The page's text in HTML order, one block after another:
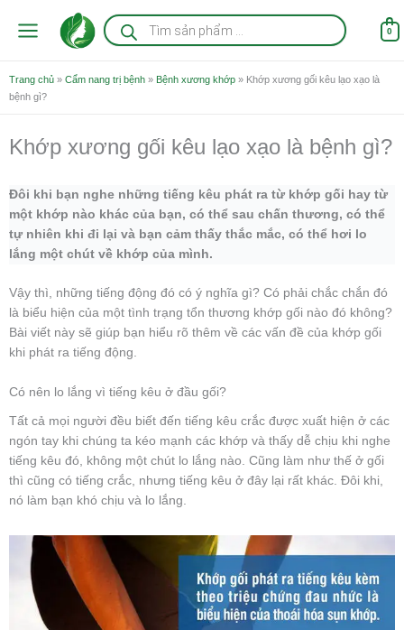
Tìm
kiếm
sản
0
Trang chủ » Cẩm nang trị bệnh » Bệnh xương khớp » Khớp xương gối kêu lạo xạo là
bệnh gì?
Khớp xương gối kêu lạo xạo là bệnh gì?
Đôi khi bạn nghe những tiếng kêu phát ra từ khớp gối hay từ
một khớp nào khác của bạn, có thể sau chấn thương, có thể
tự nhiên khi đi lại và bạn cảm thấy thắc mắc, có thể hơi lo
lắng một chút về khớp của mình.
Vậy thì, những tiếng động đó có ý nghĩa gì? Có phải chắc chắn đó
là biểu hiện của một tình trạng tổn thương khớp gối nào đó không?
Bài viết này sẽ giúp bạn hiểu rõ thêm về các vấn đề của khớp gối
khi phát ra tiếng động.
Có nên lo lắng vì tiếng kêu ở đầu gối?
Tất cả mọi người đều biết đến tiếng kêu crắc được xuất hiện ở các
ngón tay khi chúng ta kéo mạnh các khớp và thấy dễ chịu khi nghe
tiếng kêu đó, không một chút lo lắng nào. Cũng làm như thế ở gối
thì cũng có tiếng crắc, nhưng tiếng kêu ở đây lại rất khác. Đôi khi,
nó làm bạn khó chịu và lo lắng.